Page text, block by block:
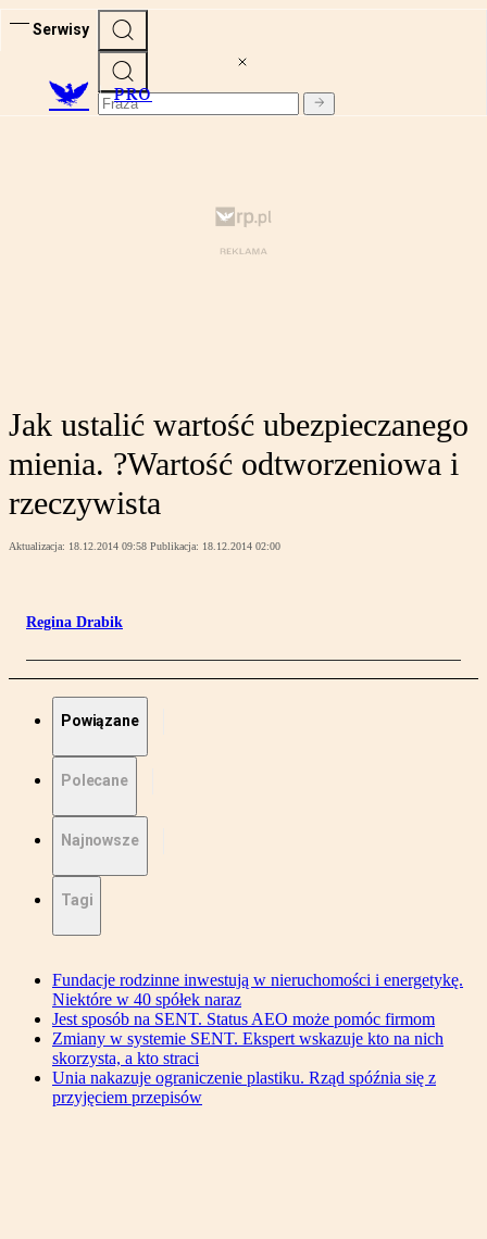
Serwisy
PRO
Jak ustalić wartość ubezpieczanego
mienia. ?Wartość odtworzeniowa i
rzeczywista
Aktualizacja: 18.12.2014 09:58 Publikacja: 18.12.2014 02:00
Regina Drabik
Powiązane
Polecane
Najnowsze
Tagi
Fundacje rodzinne inwestują w nieruchomości i energetykę.
Niektóre w 40 spółek naraz
Jest sposób na SENT. Status AEO może pomóc firmom
Zmiany w systemie SENT. Ekspert wskazuje kto na nich
skorzysta, a kto straci
Unia nakazuje ograniczenie plastiku. Rząd spóźnia się z
przyjęciem przepisów